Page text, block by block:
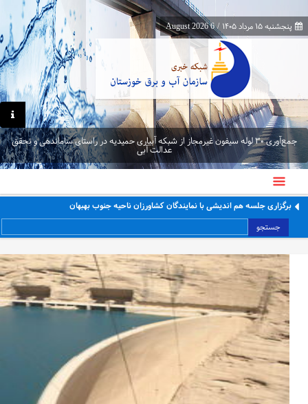
پنجشنبه ۱۵ مرداد ۱۴۰۵ /
6 August 2026
جمع‌آوری ۳۰ لوله سیفون غیرمجاز از شبکه آبیاری حمیدیه در راستای ساماندهی و تحقق
عدالت آبی
برگزاری جلسه هم اندیشی با نمایندگان کشاورزان ناحیه جنوب بهبهان
جستجو